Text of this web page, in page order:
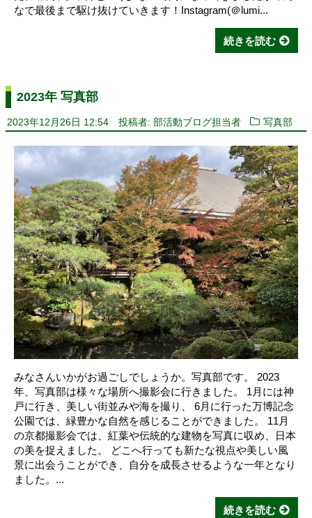
なで最後まで駆け抜けていきます！Instagram(＠lumi...
続きを読む
2023年 写真部
2023年12月26日 12:54 投稿者: 部活動ブログ担当者 写真部
みなさんいかがお過ごしでしょうか。写真部です。 2023
年、写真部は様々な場所へ撮影会に行きました。 1月には神
戸に行き、美しい街並みや海を撮り、 6月に行った万博記念
公園では、緑豊かな自然を感じることができました。 11月
の京都撮影会では、紅葉や伝統的な建物を写真に収め、日本
の美を捉えました。 どこへ行っても新たな視点や美しい風
景に出会うことができ、自分を成長させるような一年となり
ました。...
続きを読む